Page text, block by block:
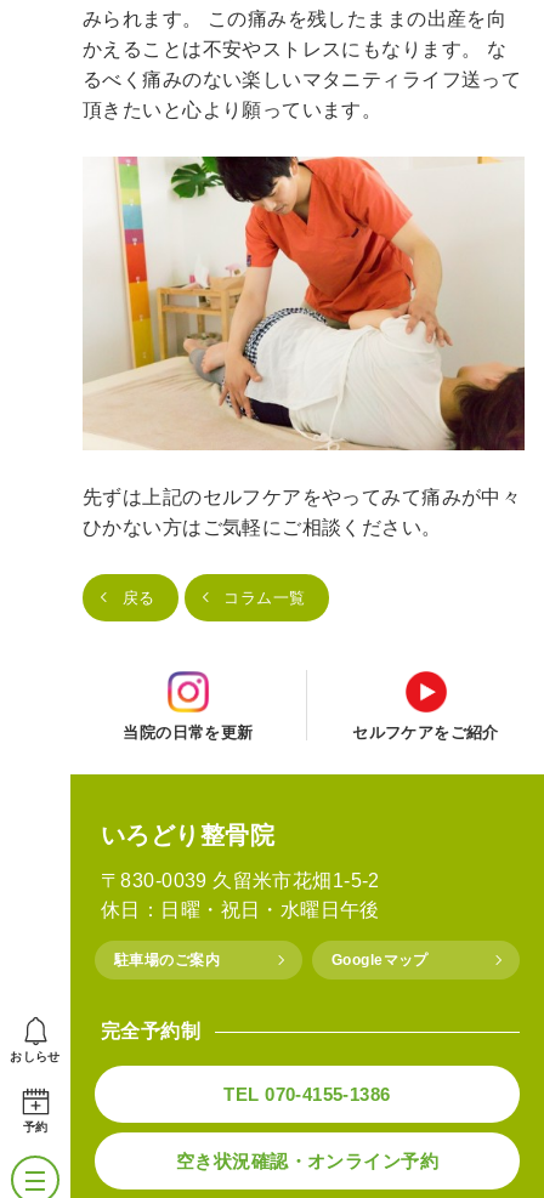
おしらせ
予約
みられます。
この痛みを残したままの出産を向
かえることは不安やストレスにもなります。
な
るべく痛みのない楽しいマタニティライフ送って
頂きたいと心より願っています。
先ずは上記のセルフケアをやってみて痛みが中々
ひかない方はご気軽にご相談ください。
戻る コラム一覧
当院の日常を更新 セルフケアをご紹介
いろどり整骨院
〒830-0039 久留米市花畑1-5-2
休日：日曜・祝日・水曜日午後
駐車場のご案内 Googleマップ
完全予約制
TEL 070-4155-1386
空き状況確認・オンライン予約